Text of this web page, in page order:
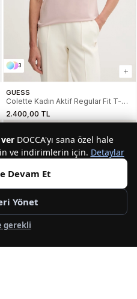
3
GUESS
Colette Kadın Aktif Regular Fit T-
Shirt
2.400,00 TL
DOCCA'yı sana özel hale
ve indirimlerin için. Detaylar
Devam Et
Yönet
gerekli